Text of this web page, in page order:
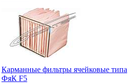
Карманные фильтры ячейковые типа
ФяК F5